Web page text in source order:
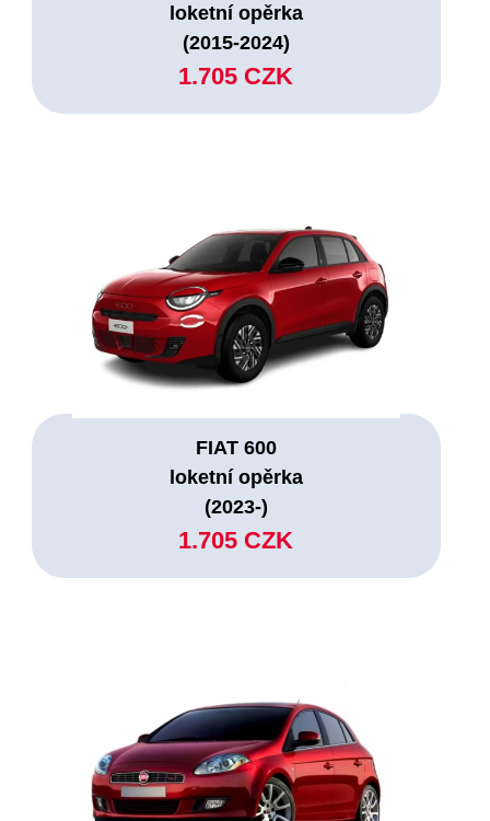
loketní opěrka
(2015-2024)
1.705 CZK
FIAT 600
loketní opěrka
(2023-)
1.705 CZK